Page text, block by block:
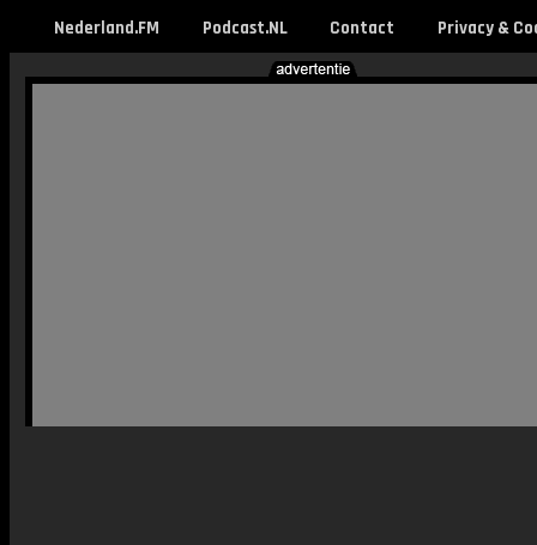
Nederland.FM Podcast.NL Contact Privacy &